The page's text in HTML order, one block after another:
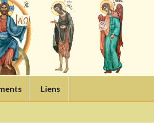
Liens